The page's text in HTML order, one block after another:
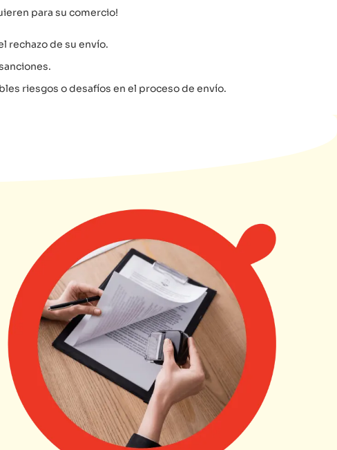
para su comercio!
rechazo de su envío.
riesgos o desafíos en el proceso de envío.